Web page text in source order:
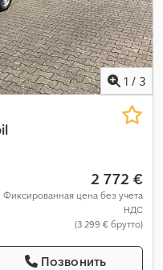
1 / 3
2 772 €
Фиксированная цена без учета
НДС
(3 299 € брутто)
Позвонить